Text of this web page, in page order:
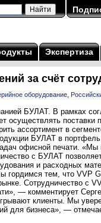
Экспертиза
за счёт
оборудование
БУЛАТ. В рамках
поставки
ассортимент в
БУЛАТ в
офисной печати. «Мы
с БУЛАТ
и расходных
гордимся тем, что VVP
Сотрудничество с
— комментирует
клиенты. Мы
для бизнеса», —